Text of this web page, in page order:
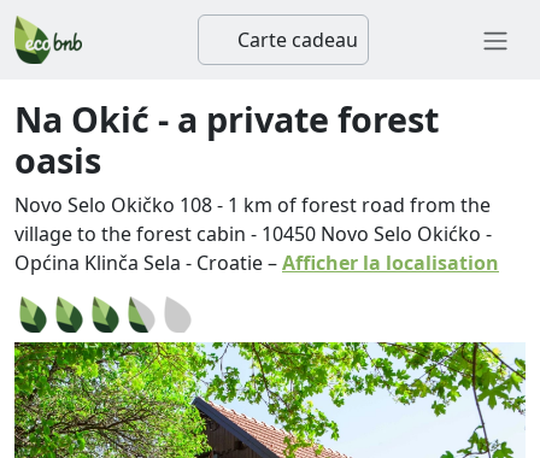
Carte cadeau
Na Okić - a private forest
oasis
Novo Selo Okičko 108 - 1 km of forest road from the
village to the forest cabin - 10450 Novo Selo Okićko -
Općina Klinča Sela - Croatie–Afficher la localisation